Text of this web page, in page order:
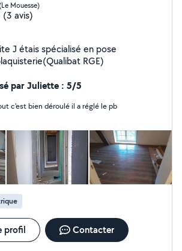
Mouesse)
(3 avis)
J étais spécialisé en pose
RGE)
par Juliette : 5/5
c'est bien déroulé il a réglé le pb
profil Contacter